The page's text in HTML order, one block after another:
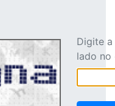
Digite
lado no